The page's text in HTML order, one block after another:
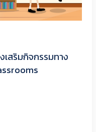
สริมกิจกรรมทาง